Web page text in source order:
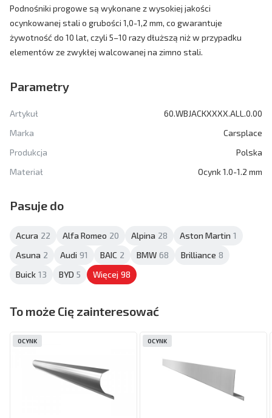
Podnośniki progowe są wykonane z wysokiej jakości
ocynkowanej stali o grubości 1,0-1,2 mm, co gwarantuje
żywotność do 10 lat, czyli 5–10 razy dłuższą niż w przypadku
elementów ze zwykłej walcowanej na zimno stali.
Parametry
Artykuł
60.WBJACKXXXX.ALL.0.00
Marka
Carsplace
Produkcja
Polska
Materiał
Ocynk 1.0-1.2 mm
Pasuje do
Acura 22 Alfa Romeo 20 Alpina 28 Aston Martin 1
Asuna 2 Audi 91 BAIC 2 BMW 68 Brilliance 8
Buick 13 BYD 5 Więcej 98
To może Cię zainteresować
OCYNK OCYNK